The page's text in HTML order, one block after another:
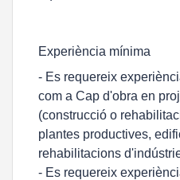
Experiència mínima
- Es requereix
com a Cap d'obra en
(construcció o
plantes productives,
rehabilitacions
- Es requereix